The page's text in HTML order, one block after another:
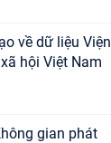
về dữ liệu Viện
hội Việt Nam
gian phát